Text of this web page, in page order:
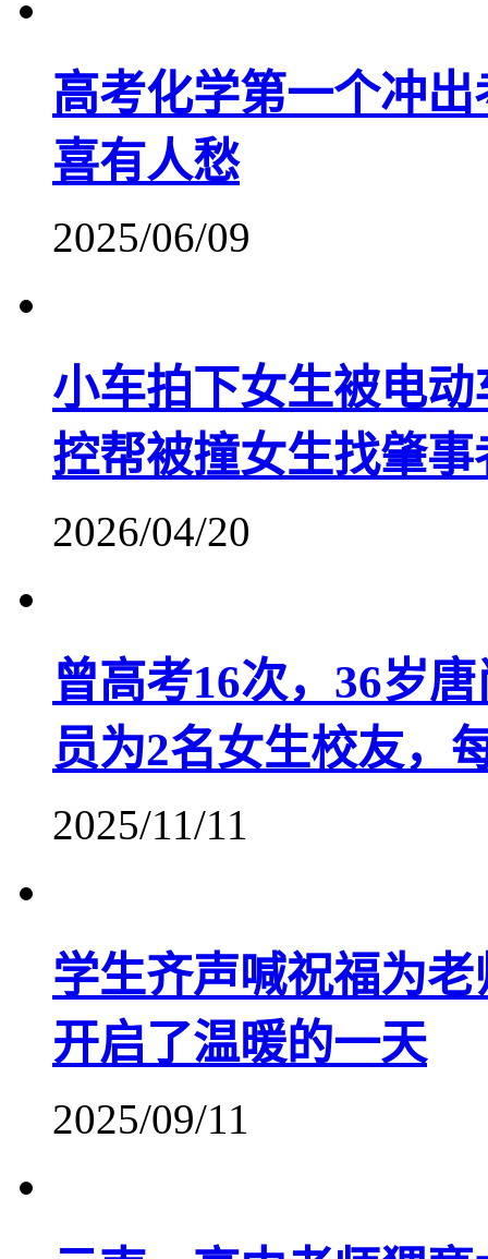
高考化学第一个冲
喜有人愁
2025/06/09
小车拍下女生被电
控帮被撞女生找肇事
2026/04/20
曾高考16次，36岁
员为2名女生校友，
2025/11/11
学生齐声喊祝福为
开启了温暖的一天
2025/09/11